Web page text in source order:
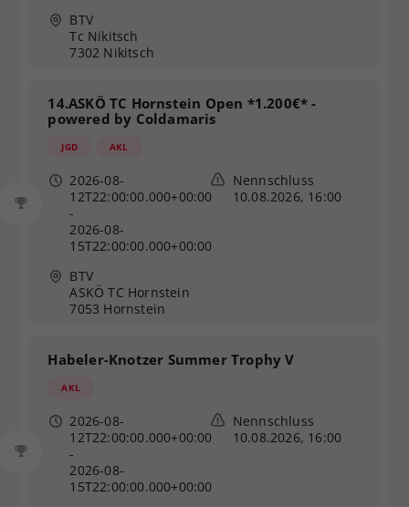
BTV
Tc Nikitsch
7302 Nikitsch
14.ASKÖ TC Hornstein Open *1.200€* -
powered by Coldamaris
JGD AKL
2026-08-
12T22:00:00.000+00:00
-
2026-08-
15T22:00:00.000+00:00
Nennschluss
10.08.2026, 16:00
BTV
ASKÖ TC Hornstein
7053 Hornstein
Habeler-Knotzer Summer Trophy V
AKL
2026-08-
12T22:00:00.000+00:00
-
2026-08-
15T22:00:00.000+00:00
Nennschluss
10.08.2026, 16:00